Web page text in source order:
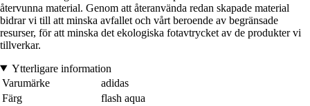
återvunna material. Genom att återanvända redan skapade material
bidrar vi till att minska avfallet och vårt beroende av begränsade
resurser, för att minska det ekologiska fotavtrycket av de produkter vi
tillverkar.
Ytterligare information
Varumärke
adidas
Färg
flash aqua